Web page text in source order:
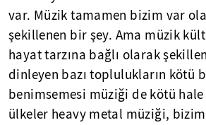
var. Müzik tamamen bizim var
şekillenen bir şey. Ama müzik
hayat tarzına bağlı olarak
dinleyen bazı toplulukların kötü
benimsemesi müziği de kötü
ülkeler heavy metal müziği,